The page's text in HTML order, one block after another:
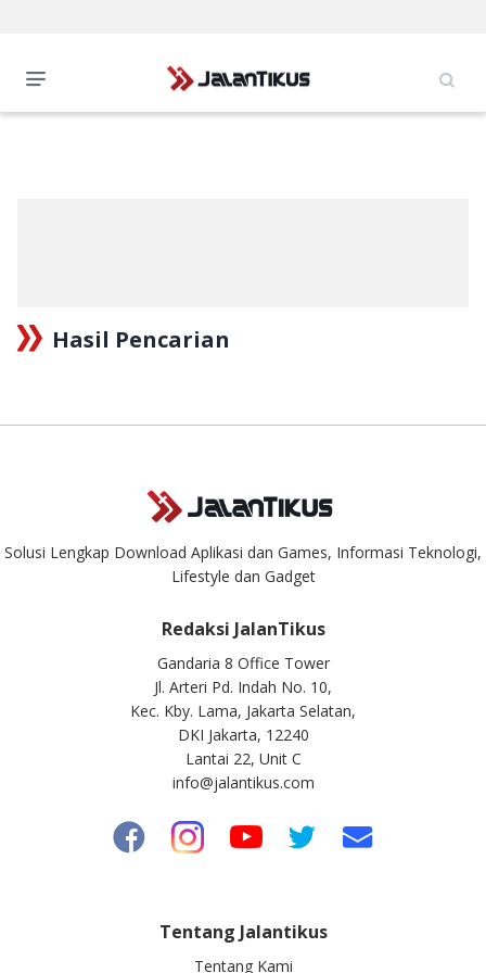
Hasil Pencarian
Solusi Lengkap Download Aplikasi dan Games, Informasi Teknologi,
Lifestyle dan Gadget
Redaksi JalanTikus
Gandaria 8 Office Tower
Jl. Arteri Pd. Indah No. 10,
Kec. Kby. Lama, Jakarta Selatan,
DKI Jakarta, 12240
Lantai 22, Unit C
info@jalantikus.com
Tentang Jalantikus
Tentang Kami